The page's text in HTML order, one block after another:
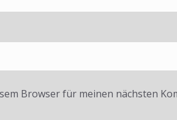
Browser für meinen nächsten